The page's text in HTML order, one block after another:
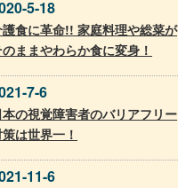
5-18
食に革命!! 家庭料理や総菜が
のままやわらか食に変身！
7-6
本の視覚障害者のバリアフリー
は世界一！
11-6